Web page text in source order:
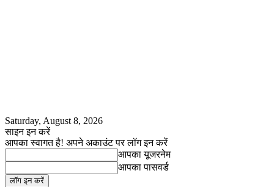
Saturday, August 8, 2026
साइन इन करें
आपका स्वागत है! अपने अकाउंट पर लॉग इन करें
आपका यूजरनेम
आपका पासवर्ड